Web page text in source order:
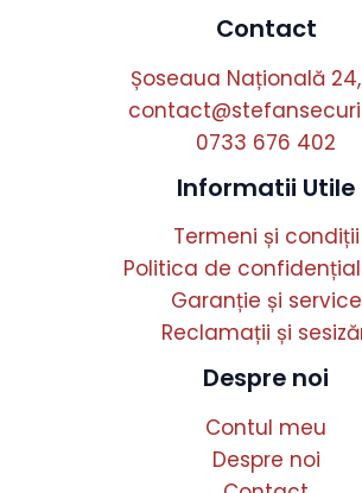
Contact
Șoseaua Națională
0733 676 402
Informatii Utile
Termeni și condiții
Politica de
Garanție și service
Reclamații și
Despre noi
Contul meu
Despre noi